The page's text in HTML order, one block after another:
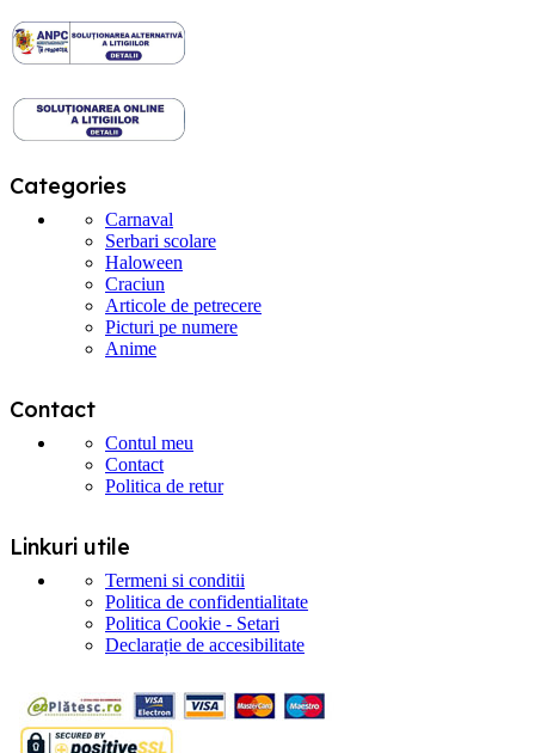
produsului.
Categories
Carnaval
Serbari scolare
Haloween
Craciun
Articole de petrecere
Picturi pe numere
Anime
Contact
Contul meu
Contact
Politica de retur
Linkuri utile
Termeni si conditii
Politica de confidentialitate
Politica Cookie - Setari
Declarație de accesibilitate